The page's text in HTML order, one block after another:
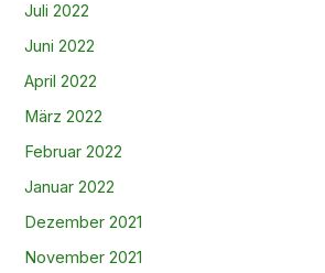
Juli 2022
Juni 2022
April 2022
März 2022
Februar 2022
Januar 2022
Dezember 2021
November 2021